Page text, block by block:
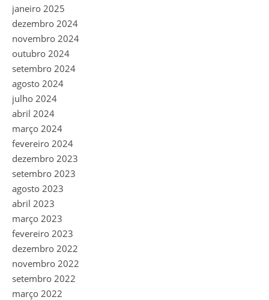
janeiro 2025
dezembro 2024
novembro 2024
outubro 2024
setembro 2024
agosto 2024
julho 2024
abril 2024
março 2024
fevereiro 2024
dezembro 2023
setembro 2023
agosto 2023
abril 2023
março 2023
fevereiro 2023
dezembro 2022
novembro 2022
setembro 2022
março 2022